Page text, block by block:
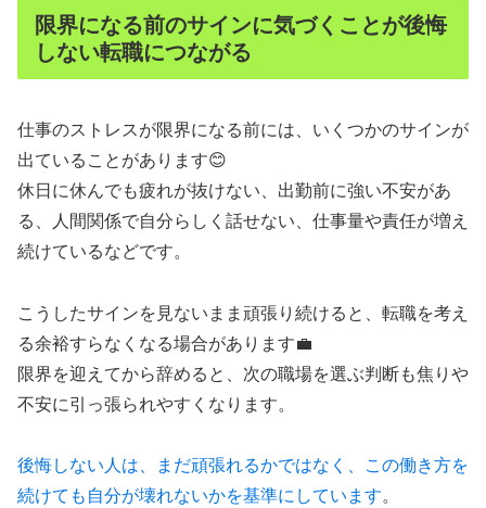
限界になる前のサインに気づくことが後悔
しない転職につながる
仕事のストレスが限界になる前には、いくつかのサインが
出ていることがあります😊
休日に休んでも疲れが抜けない、出勤前に強い不安があ
る、人間関係で自分らしく話せない、仕事量や責任が増え
続けているなどです。
こうしたサインを見ないまま頑張り続けると、転職を考え
る余裕すらなくなる場合があります💼
限界を迎えてから辞めると、次の職場を選ぶ判断も焦りや
不安に引っ張られやすくなります。
後悔しない人は、まだ頑張れるかではなく、この働き方を
続けても自分が壊れないかを基準にしています。